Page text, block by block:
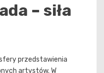
– siła
przedstawienia
artystów. W